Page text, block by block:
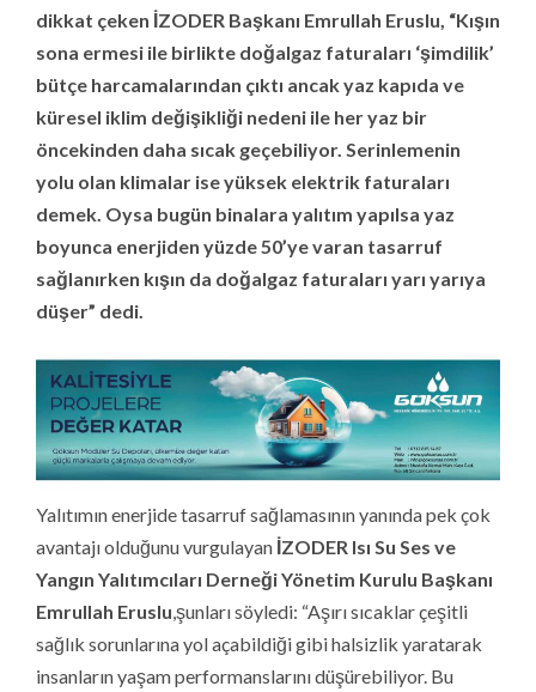
dikkat çeken İZODER Başkanı Emrullah Eruslu, “Kışın
sona ermesi ile birlikte doğalgaz faturaları ‘şimdilik’
bütçe harcamalarından çıktı ancak yaz kapıda ve
küresel iklim değişikliği nedeni ile her yaz bir
öncekinden daha sıcak geçebiliyor. Serinlemenin
yolu olan klimalar ise yüksek elektrik faturaları
demek. Oysa bugün binalara yalıtım yapılsa yaz
boyunca enerjiden yüzde 50’ye varan tasarruf
sağlanırken kışın da doğalgaz faturaları yarı yarıya
düşer” dedi.
Yalıtımın enerjide tasarruf sağlamasının yanında pek çok
avantajı olduğunu vurgulayan İZODER Isı Su Ses ve
Yangın Yalıtımcıları Derneği Yönetim Kurulu Başkanı
Emrullah Eruslu,şunları söyledi: “Aşırı sıcaklar çeşitli
sağlık sorunlarına yol açabildiği gibi halsizlik yaratarak
insanların yaşam performanslarını düşürebiliyor. Bu